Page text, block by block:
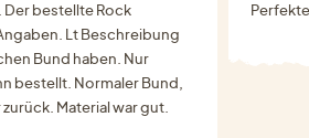
Der bestellte Rock
Lt Beschreibung
Bund haben. Nur
bestellt. Normaler Bund,
Material war gut.